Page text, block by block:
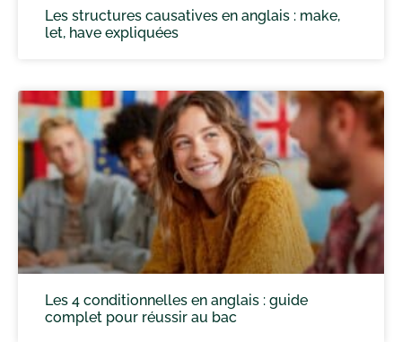
Les structures causatives en anglais : make,
let, have expliquées
Les 4 conditionnelles en anglais : guide
complet pour réussir au bac